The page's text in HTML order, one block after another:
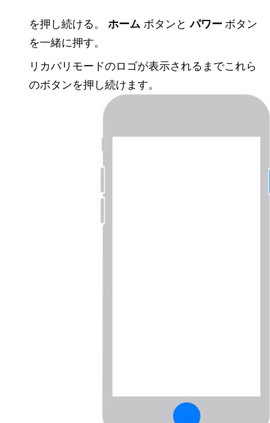
を押し続ける。 ホームボタンとパワーボタン
を一緒に押す。
リカバリモードのロゴが表示されるまでこれら
のボタンを押し続けます。